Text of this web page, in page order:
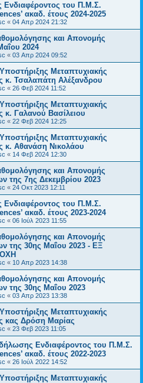
του Π.Μ.Σ.
ακαδ. έτους 2024-2025
« 04 Απρ 2024 21:32
και Απονομής
2024
« 03 Απρ 2024 09:52
Μεταπτυχιακής
κ. Τσαλαπάτη Αλέξανδρου
« 26 Φεβ 2024 11:52
Μεταπτυχιακής
κ. Γαλανού Βασίλειου
« 22 Φεβ 2024 12:25
Μεταπτυχιακής
κ. Αθανάση Νικολάου
« 14 Φεβ 2024 12:30
και Απονομής
της 7ης Δεκεμβρίου 2023
« 24 Οκτ 2023 12:11
του Π.Μ.Σ.
ακαδ. έτους 2023-2024
« 06 Ιούλ 2023 11:55
και Απονομής
της 30ης Μαΐου 2023 - ΕΞ
« 10 Απρ 2023 14:38
και Απονομής
της 30ης Μαΐου 2023
« 03 Απρ 2023 13:38
Μεταπτυχιακής
κας Δρόση Μαρίας
« 23 Φεβ 2023 11:05
Ενδιαφέροντος του Π.Μ.Σ.
ακαδ. έτους 2022-2023
« 26 Ιούλ 2022 14:52
Μεταπτυχιακής